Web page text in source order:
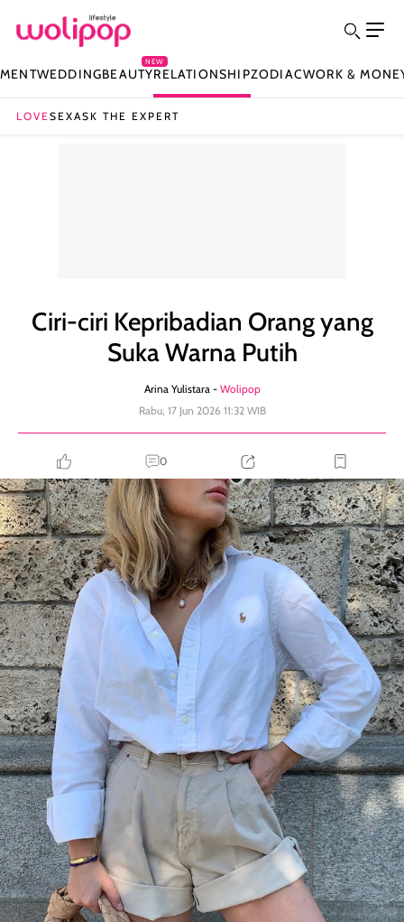
WEDDINGBEAUTY
NEW
RELATIONSHIPZODIACWORK &
LOVESEXASK THE EXPERT
Ciri-ciri Kepribadian Orang yang
Suka Warna Putih
Arina Yulistara - Wolipop
Rabu, 17 Jun 2026 11:32 WIB
0